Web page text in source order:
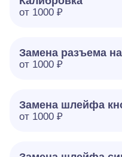
от 1000 ₽
Замена разъема
от 1000 ₽
Замена шлейфа
от 1000 ₽